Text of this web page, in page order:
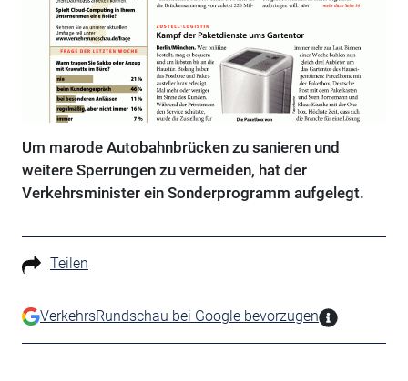
Um marode Autobahnbrücken zu sanieren und
weitere Sperrungen zu vermeiden, hat der
Verkehrsminister ein Sonderprogramm aufgelegt.
Teilen
VerkehrsRundschau bei Google bevorzugen